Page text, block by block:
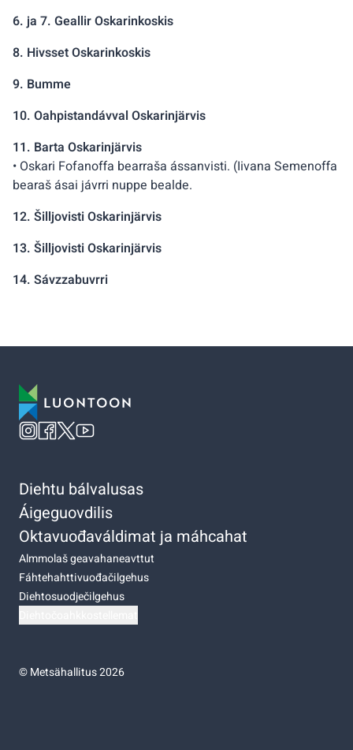
6. ja 7. Geallir Oskarinkoskis
8. Hivsset Oskarinkoskis
9. Bumme
10. Oahpistandávval Oskarinjärvis
11. Barta Oskarinjärvis
• Oskari Fofanoffa bearraša ássanvisti. (Iivana Semenoffa
bearaš ásai jávrri nuppe bealde.
12. Šilljovisti Oskarinjärvis
13. Šilljovisti Oskarinjärvis
14. Sávzzabuvrri
Diehtu bálvalusas
Áigeguovdilis
Oktavuođaváldimat ja máhcahat
Almmolaš geavahaneavttut
Fáhtehahttivuođačilgehus
Diehtosuodječilgehus
©Metsähallitus 2026